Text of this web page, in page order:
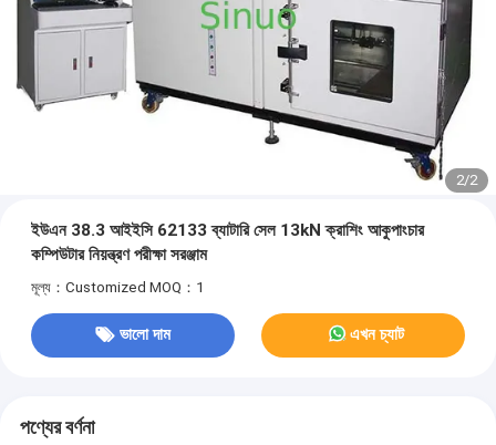
2/2
ইউএন 38.3 আইইসি 62133 ব্যাটারি সেল 13kN ক্রাশিং আকুপাংচার
কম্পিউটার নিয়ন্ত্রণ পরীক্ষা সরঞ্জাম
মূল্য：Customized MOQ：1
ভালো দাম এখন চ্যাট
পণ্যের বর্ণনা